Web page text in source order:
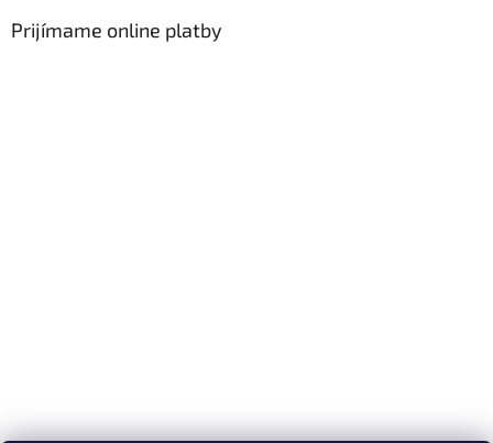
Prijímame online platby